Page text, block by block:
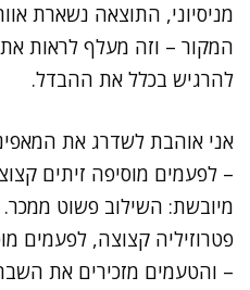
מניסיוני, התוצאה נשארת
המקור – וזה מעלף לראות
להרגיש בכלל את ההבדל.
אני אוהבת לשדרג את
– לפעמים מוסיפה זיתים
מיובשת: השילוב פשוט
פטרוזיליה קצוצה, לפעמים
– והטעמים מזכירים את